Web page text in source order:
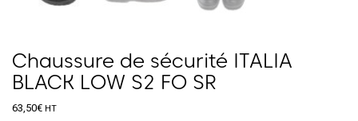
Chaussure de sécurité ITALIA
BLACK LOW S2 FO SR
63,50€ HT